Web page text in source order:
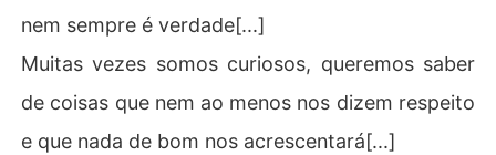
nem sempre é verdade[...]
Muitas vezes somos curiosos, queremos saber
de coisas que nem ao menos nos dizem respeito
e que nada de bom nos acrescentará[...]